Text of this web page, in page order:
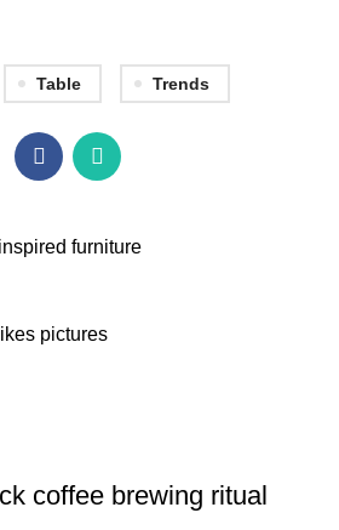
Table Trends
furniture
pictures
coffee brewing ritual